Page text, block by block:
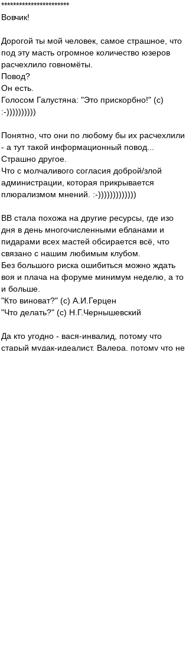
***********************
Вовчик!
Дорогой ты мой человек, самое страшное, что
под эту масть огромное количество юзеров
расчехлило говномёты.
Повод?
Он есть.
Голосом Галустяна: "Это прискорбно!" (с)
:-))))))))))
Понятно, что они по любому бы их расчехлили
- а тут такой информационный повод...
Страшно другое.
Что с молчаливого согласия доброй/злой
администрации, которая прикрывается
плюрализмом мнений. :-)))))))))))))
ВВ стала похожа на другие ресурсы, где изо
дня в день многочисленными ебланами и
пидарами всех мастей обсирается всё, что
связано с нашим любимым клубом.
Без большого риска ошибиться можно ждать
воя и плача на форуме минимум неделю, а то
и больше.
"Кто виноват?" (с) А.И.Герцен
"Что делать?" (с) Н.Г.Чернышевский
Да кто угодно - вася-инвалид, потому что
старый мудак-идеалист, Валера, потому что не